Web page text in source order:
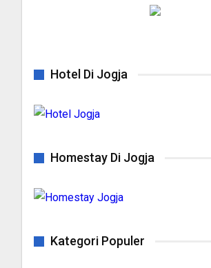
Hotel Di Jogja
Homestay Di Jogja
Kategori Populer